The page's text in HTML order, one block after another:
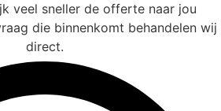
veel sneller de offerte naar jou
die binnenkomt behandelen wij
direct.